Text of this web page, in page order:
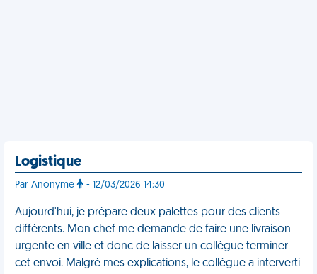
Logistique
Par Anonyme - 12/03/2026 14:30
Aujourd'hui, je prépare deux palettes pour des clients
différents. Mon chef me demande de faire une livraison
urgente en ville et donc de laisser un collègue terminer
cet envoi. Malgré mes explications, le collègue a interverti